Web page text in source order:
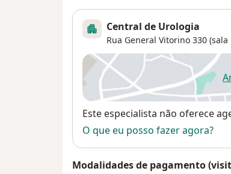
Central de Urologia
Rua General Vitorino 330 (sala
Disponibilidade
Este especialista não oferece
O que eu posso fazer agora?
Modalidades de pagamento